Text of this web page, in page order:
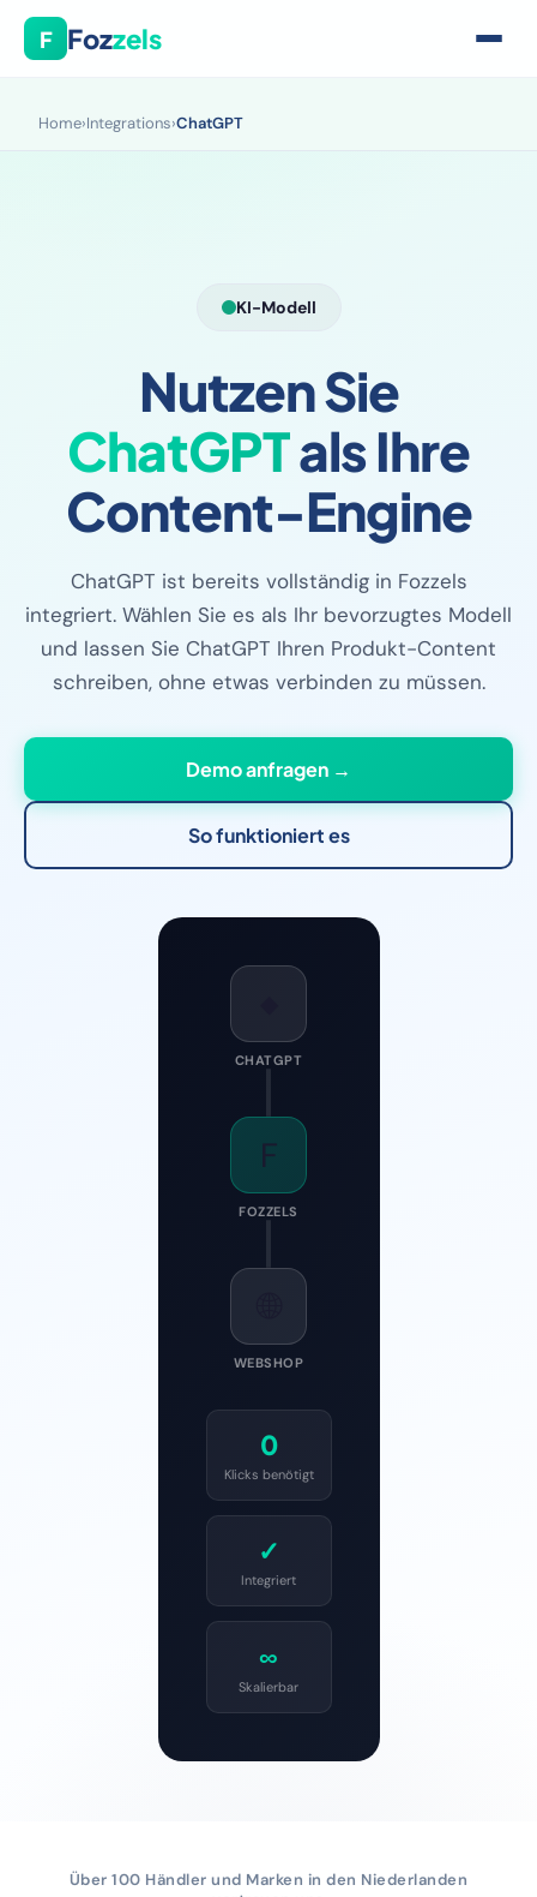
F Fozzels
Home›Integrations›ChatGPT
KI-Modell
Nutzen Sie
ChatGPTals Ihre
Content-Engine
ChatGPT ist bereits vollständig in Fozzels
integriert. Wählen Sie es als Ihr bevorzugtes Modell
und lassen Sie ChatGPT Ihren Produkt-Content
schreiben, ohne etwas verbinden zu müssen.
Demo anfragen →
So funktioniert es
CHATGPT
F
FOZZELS
WEBSHOP
0
Klicks benötigt
✓
Integriert
∞
Skalierbar
Über 100 Händler und Marken in den Niederlanden